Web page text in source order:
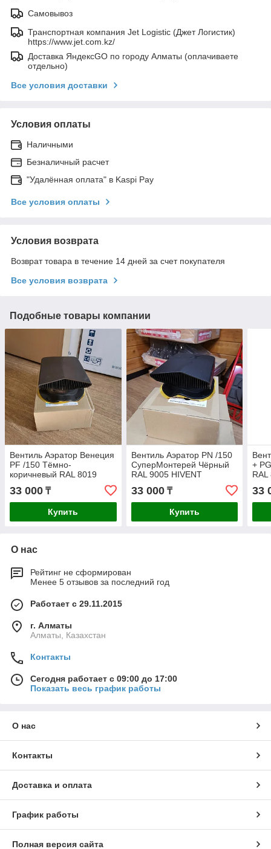
Самовывоз
Транспортная компания Jet Logistic (Джет Логистик)
https://www.jet.com.kz/
Доставка ЯндексGO по городу Алматы (оплачиваете
отдельно)
Все условия доставки
Условия оплаты
Наличными
Безналичный расчет
"Удалённая оплата" в Kaspi Pay
Все условия оплаты
Условия возврата
Возврат товара в течение 14 дней за счет покупателя
Все условия возврата
Подобные товары компании
Вентиль Аэратор Венеция
PF /150 Тёмно-
коричневый RAL 8019
33 000 ₸
Купить
Вентиль Аэратор PN /150
СуперМонтерей Чёрный
RAL 9005 HIVENT
33 000₸
Купить
+
RAL
33
О нас
Рейтинг не сформирован
Менее 5 отзывов за последний год
Работает с 29.11.2015
г. Алматы
Алматы, Казахстан
Контакты
Сегодня работает с 09:00 до 17:00
Показать весь график работы
О нас
Контакты
Доставка и оплата
График работы
Полная версия сайта